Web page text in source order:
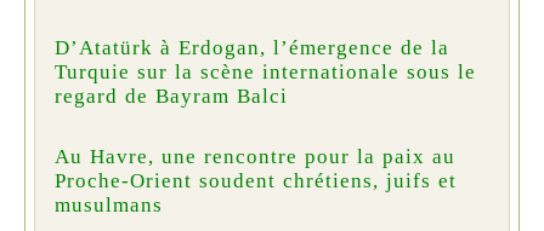
D’Atatürk à Erdogan, l’émergence de la
Turquie sur la scène internationale sous le
regard de Bayram Balci
Au Havre, une rencontre pour la paix au
Proche-Orient soudent chrétiens, juifs et
musulmans